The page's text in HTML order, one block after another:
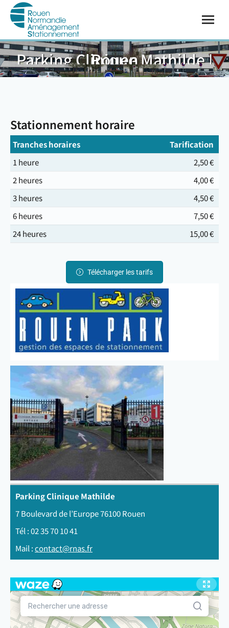
Parking Clinique Mathilde | Rouen
Vous êtes ici :
Stationnement horaire
Tranches horaires
Tarification
1 heure
2,50 €
2 heures
4,00 €
3 heures
4,50 €
6 heures
7,50 €
24 heures
15,00 €
Télécharger les tarifs
Parking Clinique Mathilde
7 Boulevard de l’Europe 76100 Rouen
Tél : 02 35 70 10 41
Mail :contact@rnas.fr